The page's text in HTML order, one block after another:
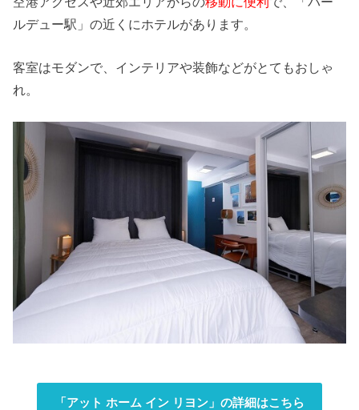
ルデュー駅」の近くにホテルがあります。
客室はモダンで、インテリアや装飾などがとてもおしゃ
れ。
「アット ホーム イン リヨン」の詳細はこちら